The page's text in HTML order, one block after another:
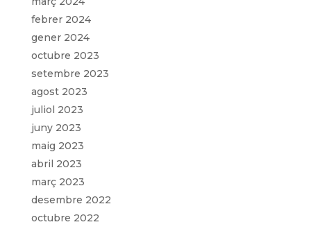
febrer 2024
gener 2024
octubre 2023
setembre 2023
agost 2023
juliol 2023
juny 2023
maig 2023
abril 2023
març 2023
desembre 2022
octubre 2022